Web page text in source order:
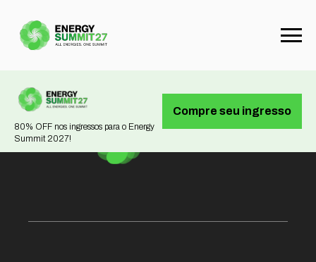
80% OFF nos ingressos para o Energy
Summit 2027!
Compre seu ingresso
Not found